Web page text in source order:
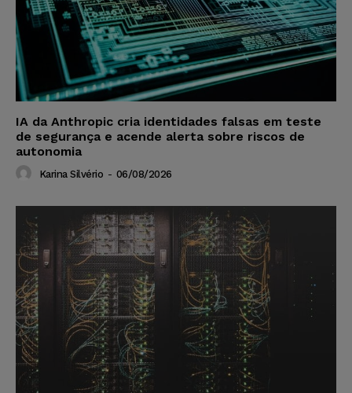
IA da Anthropic cria identidades falsas em teste
de segurança e acende alerta sobre riscos de
autonomia
Karina Silvério - 06/08/2026